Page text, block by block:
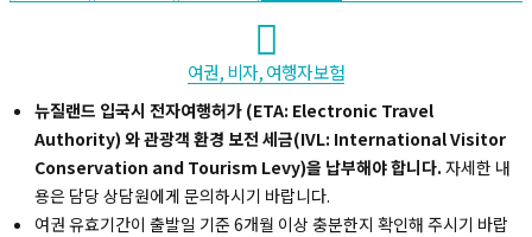
여권, 비자, 여행자보험
뉴질랜드 입국시 전자여행허가 (ETA: Electronic Travel
Authority) 와 관광객 환경 보전 세금(IVL: International Visitor
Conservation and Tourism Levy)을 납부해야 합니다. 자세한 내
용은 담당 상담원에게 문의하시기 바랍니다.
여권 유효기간이 출발일 기준 6개월 이상 충분한지 확인해 주시기 바랍